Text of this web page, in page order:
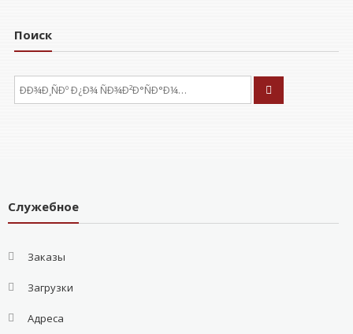
Поиск
ÐÑÐºÐ°ÑÑ:
Служебное
Заказы
Загрузки
Адреса